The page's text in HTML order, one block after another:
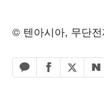
© 텐아시아, 무단
카카오톡 공유하기
페이스북 공
엑스 공
네